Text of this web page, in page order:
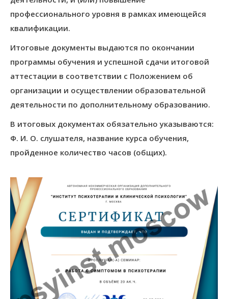
профессионального уровня в рамках имеющейся
квалификации.
Итоговые документы выдаются по окончании
программы обучения и успешной сдачи итоговой
аттестации в соответствии с Положением об
организации и осуществлении образовательной
деятельности по дополнительному образованию.
В итоговых документах обязательно указываются:
Ф. И. О. слушателя, название курса обучения,
пройденное количество часов (общих).